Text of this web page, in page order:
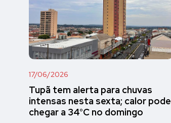
17/06/2026
Tupã tem alerta para chuvas
intensas nesta sexta; calor pode
chegar a 34°C no domingo